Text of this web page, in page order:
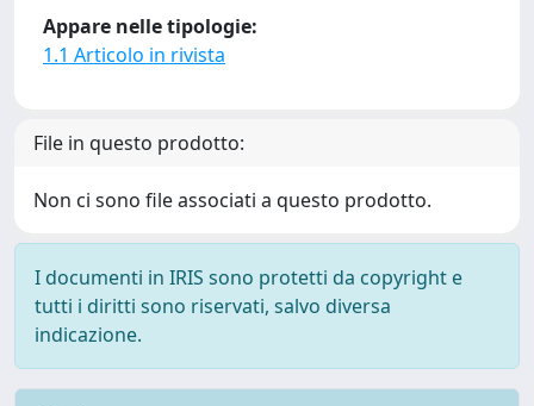
Appare nelle tipologie:
1.1 Articolo in rivista
File in questo prodotto:
Non ci sono file associati a questo prodotto.
I documenti in IRIS sono protetti da copyright e
tutti i diritti sono riservati, salvo diversa
indicazione.